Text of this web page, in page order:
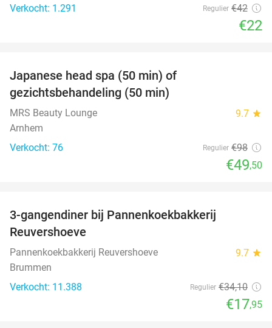
Verkocht: 1.291 Regulier €42
€22
Japanese head spa (50 min) of
gezichtsbehandeling (50 min)
MRS Beauty Lounge 9.7 star
Arnhem
Verkocht: 76
Regulier €98
€49,50
3-gangendiner bij Pannenkoekbakkerij
Reuvershoeve
Pannenkoekbakkerij Reuvershoeve 9.7 star
Brummen
Verkocht: 11.388
Regulier €34,10
€17,95